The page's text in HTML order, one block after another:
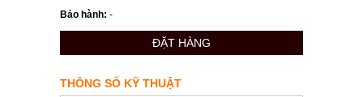
Bảo hành: -
ĐẶT HÀNG
THÔNG SỐ KỸ THUẬT